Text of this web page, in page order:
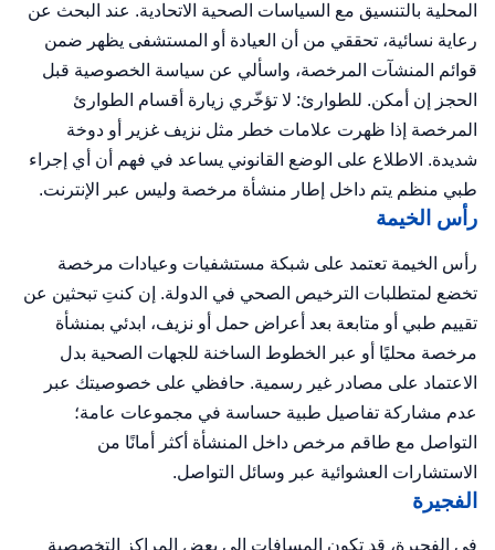
المحلية بالتنسيق مع السياسات الصحية الاتحادية. عند البحث عن
رعاية نسائية، تحققي من أن العيادة أو المستشفى يظهر ضمن
قوائم المنشآت المرخصة، واسألي عن سياسة الخصوصية قبل
الحجز إن أمكن. للطوارئ: لا تؤخّري زيارة أقسام الطوارئ
المرخصة إذا ظهرت علامات خطر مثل نزيف غزير أو دوخة
شديدة. الاطلاع على الوضع القانوني يساعد في فهم أن أي إجراء
طبي منظم يتم داخل إطار منشأة مرخصة وليس عبر الإنترنت.
رأس الخيمة
رأس الخيمة تعتمد على شبكة مستشفيات وعيادات مرخصة
تخضع لمتطلبات الترخيص الصحي في الدولة. إن كنتِ تبحثين عن
تقييم طبي أو متابعة بعد أعراض حمل أو نزيف، ابدئي بمنشأة
مرخصة محليًا أو عبر الخطوط الساخنة للجهات الصحية بدل
الاعتماد على مصادر غير رسمية. حافظي على خصوصيتك عبر
عدم مشاركة تفاصيل طبية حساسة في مجموعات عامة؛
التواصل مع طاقم مرخص داخل المنشأة أكثر أمانًا من
الاستشارات العشوائية عبر وسائل التواصل.
الفجيرة
في الفجيرة، قد تكون المسافات إلى بعض المراكز التخصصية